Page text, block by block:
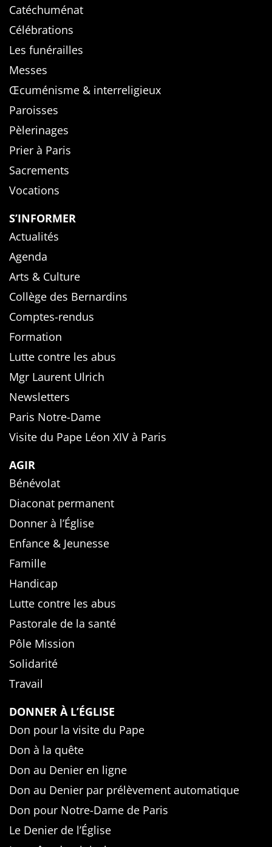
Catéchuménat
Célébrations
Les funérailles
Messes
Œcuménisme & interreligieux
Paroisses
Pèlerinages
Prier à Paris
Sacrements
Vocations
S’INFORMER
Actualités
Agenda
Arts & Culture
Collège des Bernardins
Comptes-rendus
Formation
Lutte contre les abus
Mgr Laurent Ulrich
Newsletters
Paris Notre-Dame
Visite du Pape Léon XIV à Paris
AGIR
Bénévolat
Diaconat permanent
Donner à l’Église
Enfance & Jeunesse
Famille
Handicap
Lutte contre les abus
Pastorale de la santé
Pôle Mission
Solidarité
Travail
DONNER À L’ÉGLISE
Don pour la visite du Pape
Don à la quête
Don au Denier en ligne
Don au Denier par prélèvement automatique
Don pour Notre-Dame de Paris
Le Denier de l’Église